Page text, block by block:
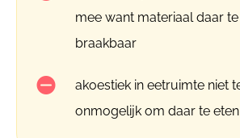
mee want materiaal daar te
braakbaar
akoestiek in eetruimte niet
onmogelijk om daar te